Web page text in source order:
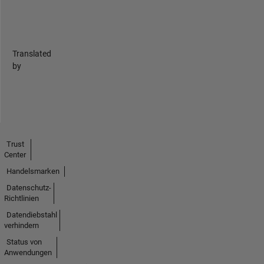
Translated
by
Trust
Center
Handelsmarken
Datenschutz-
Richtlinien
Datendiebstahl
verhindern
Status von
Anwendungen